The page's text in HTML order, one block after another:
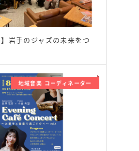
】岩手のジャズの未来をつ
地域音楽 コーディネーター